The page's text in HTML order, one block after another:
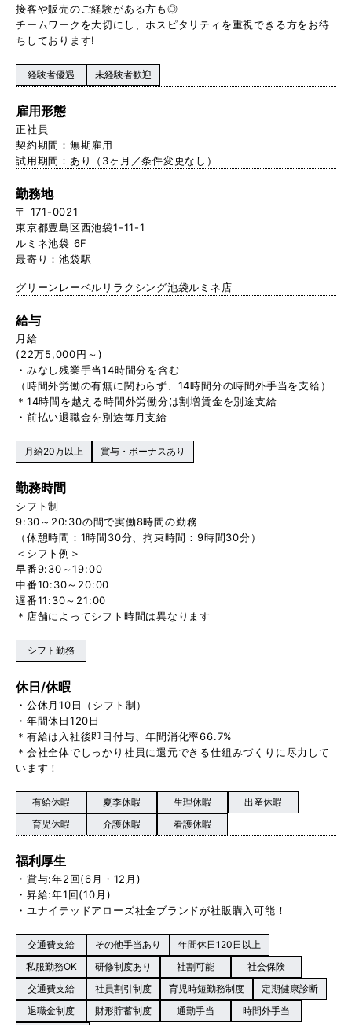
接客や販売のご経験がある方も◎
チームワークを大切にし、ホスピタリティを重視できる方をお待
ちしております!
経験者優遇 未経験者歓迎
雇用形態
正社員
契約期間：無期雇用
試用期間：あり（3ヶ月／条件変更なし）
勤務地
〒 171-0021
東京都豊島区西池袋1-11-1
ルミネ池袋 6F
最寄り：池袋駅
グリーンレーベルリラクシング池袋ルミネ店
給与
月給
(22万5,000円～)
・みなし残業手当14時間分を含む
（時間外労働の有無に関わらず、14時間分の時間外手当を支給）
＊14時間を越える時間外労働分は割増賃金を別途支給
・前払い退職金を別途毎月支給
月給20万以上 賞与・ボーナスあり
勤務時間
シフト制
9:30～20:30の間で実働8時間の勤務
（休憩時間：1時間30分、拘束時間：9時間30分）
＜シフト例＞
早番9:30～19:00
中番10:30～20:00
遅番11:30～21:00
＊店舗によってシフト時間は異なります
シフト勤務
休日/休暇
・公休月10日（シフト制）
・年間休日120日
＊有給は入社後即日付与、年間消化率66.7%
＊会社全体でしっかり社員に還元できる仕組みづくりに尽力して
います！
有給休暇 夏季休暇 生理休暇
出産休暇
育児休暇
介護休暇 看護休暇
福利厚生
・賞与:年2回(6月・12月)
・昇給:年1回(10月)
・ユナイテッドアローズ社全ブランドが社販購入可能！
交通費支給 その他手当あり
年間休日120日以上
私服勤務OK
研修制度あり 社割可能
社会保険
交通費支給
社員割引制度 育児時短勤務制度
定期健康診断
退職金制度
財形貯蓄制度 通勤手当 時間外手当